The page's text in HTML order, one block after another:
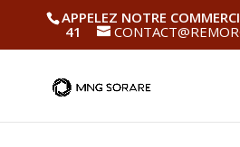
APPELEZ NOTRE
41